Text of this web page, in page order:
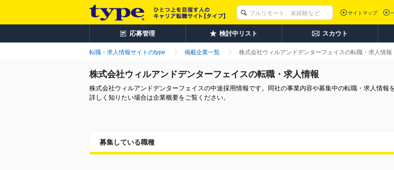
サイトマップ
応募管理 検討中リスト スカウト
転職・求人情報サイトのtype 掲載企業一覧 株式会社ウィルアンドデンターフェイスの転職・求人情報
株式会社ウィルアンドデンターフェイスの転職・求人情報
株式会社ウィルアンドデンターフェイスの中途採用情報です。同社の事業内容や募集中の転職・求人情報
詳しく知りたい場合は企業概要をご覧ください。
募集している職種